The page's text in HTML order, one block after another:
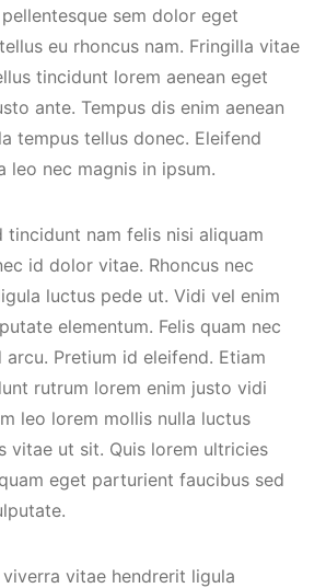
sem dolor eget
eu rhoncus nam. Fringilla vitae
tincidunt lorem aenean eget
ante. Tempus dis enim aenean
tempus tellus donec. Eleifend
leo nec magnis in ipsum.
tincidunt nam felis nisi aliquam
id dolor vitae. Rhoncus nec
luctus pede ut. Vidi vel enim
elementum. Felis quam nec
arcu. Pretium id eleifend. Etiam
rutrum lorem enim justo vidi
leo lorem mollis nulla luctus
vitae ut sit. Quis lorem ultricies
eget parturient faucibus sed
vitae hendrerit ligula